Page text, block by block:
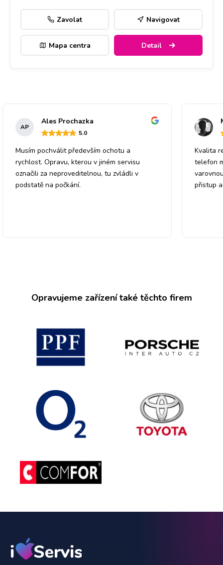
Zavolat Navigovat
Mapa centra Detail
AP
Ales Prochazka
5.0
Musím pochválit především ochotu a
rychlost. Opravu, kterou v jiném servisu
označili za neproveditelnou, tu zvládli v
podstatě na počkání.
Kvalita
telefon
přistup
Opravujeme zařízení také těchto firem